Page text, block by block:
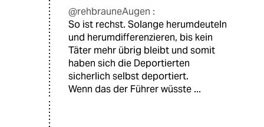
@rehbrauneAugen :
So ist rechst. Solange herumdeuteln
und herumdifferenzieren, bis kein
Täter mehr übrig bleibt und somit
haben sich die Deportierten
sicherlich selbst deportiert.
Wenn das der Führer wüsste ...